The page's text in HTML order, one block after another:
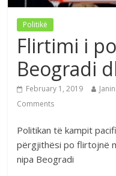
Politikë
Flirtimi i
Beogradi
February 1, 2019
Comments
Politikan të kampit
përgjithësi po flirtojnë
nipa Beogradi